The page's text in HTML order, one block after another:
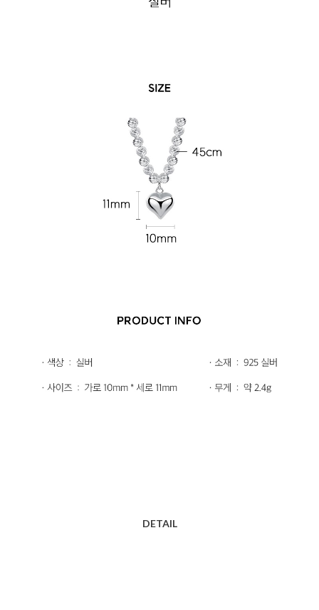
DETAIL